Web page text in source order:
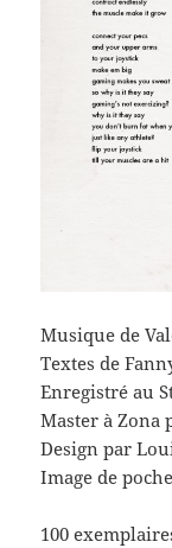
Musique de
Textes de
Enregistré au
Master à Zona
Design par
Image de
100